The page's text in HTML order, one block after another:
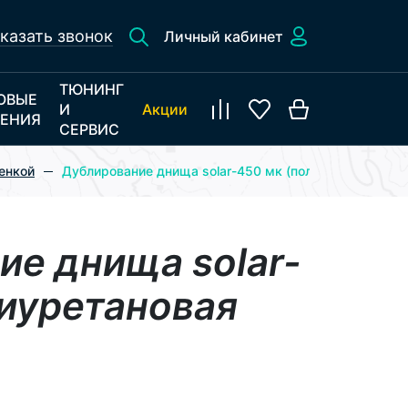
звонок Личный кабинет
ТЮНИНГ
И
СЕРВИС
Акции
Дублирование днища solar-450 мк (полиуретановая
днища solar-